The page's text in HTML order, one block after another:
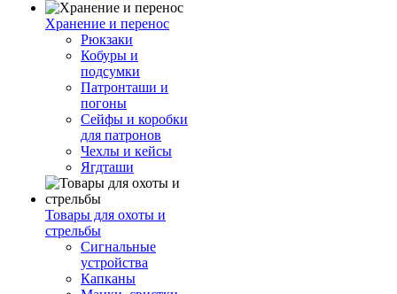
Хранение и перенос
Рюкзаки
Кобуры и
подсумки
Патронташи и
погоны
Сейфы и коробки
для патронов
Чехлы и кейсы
Ягдташи
Товары для охоты и
стрельбы
Сигнальные
устройства
Капканы